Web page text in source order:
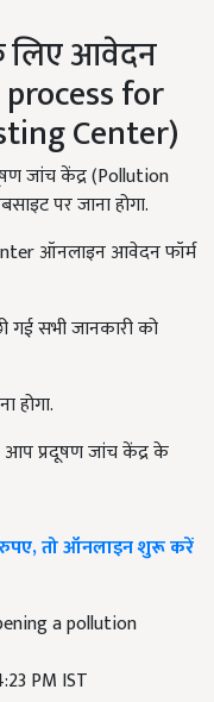
लिए आवेदन
process for
Center)
जांच केंद्र (Pollution
पर जाना होगा.
ऑनलाइन आवेदन फॉर्म
सभी जानकारी को
होगा.
आप प्रदूषण जांच केंद्र के
तो ऑनलाइन शुरू करें
a pollution
PM IST